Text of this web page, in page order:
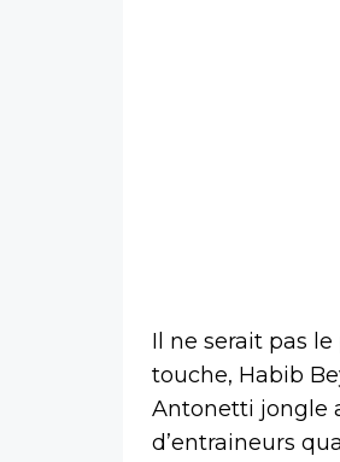
Il ne serait pas
touche, Habib
Antonetti jongle
d’entraineurs